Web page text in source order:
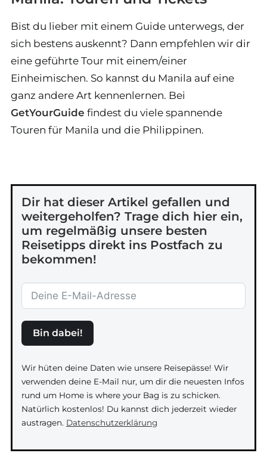
Bist du lieber mit einem Guide unterwegs, der
sich bestens auskennt? Dann empfehlen wir dir
eine geführte Tour mit einem/einer
Einheimischen. So kannst du Manila auf eine
ganz andere Art kennenlernen. Bei
GetYourGuide findest du viele spannende
Touren für Manila und die Philippinen.
Dir hat dieser Artikel gefallen und
weitergeholfen? Trage dich hier ein,
um regelmäßig unsere besten
Reisetipps direkt ins Postfach zu
bekommen!
Bin dabei!
Wir hüten deine Daten wie unsere Reisepässe! Wir
verwenden deine E-Mail nur, um dir die neuesten Infos
rund um Home is where your Bag is zu schicken.
Natürlich kostenlos! Du kannst dich jederzeit wieder
austragen. Datenschutzerklärung